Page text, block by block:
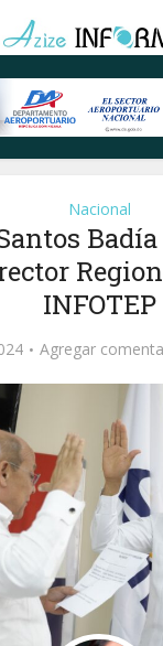
Nacional
INFOTEP
Agregar